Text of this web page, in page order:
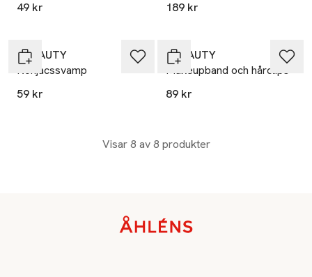
49 kr
189 kr
Å BEAUTY
Konjacssvamp
59 kr
Å BEAUTY
Makeupband och hårclips
89 kr
Visar 8 av 8 produkter